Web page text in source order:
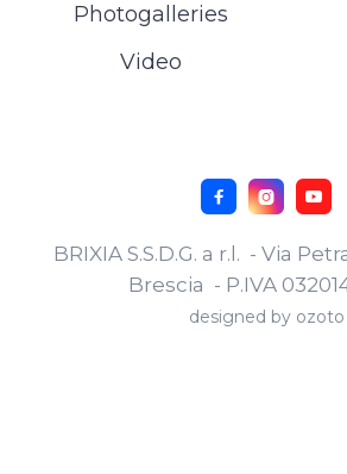
Photogalleries
Video
BRIXIA S.S.D.G. a r.l. - Via
Brescia - P.IVA
designed by ozoto
  